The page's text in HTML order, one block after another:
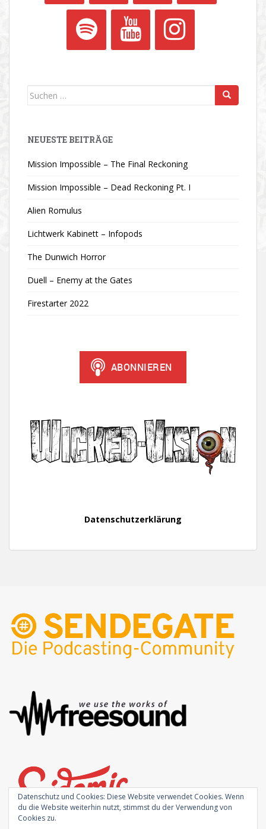
Suchen
NEUESTE BEITRÄGE
Mission Impossible – The Final Reckoning
Mission Impossible – Dead Reckoning Pt. I
Alien Romulus
Lichtwerk Kabinett – Infopods
The Dunwich Horror
Duell – Enemy at the Gates
Firestarter 2022
Datenschutzerklärung
Datenschutz und Cookies: Diese Website verwendet Cookies. Wenn
du die Website weiterhin nutzt, stimmst du der Verwendung von
Cookies zu.